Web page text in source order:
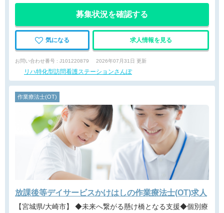
募集状況を確認する
気になる 求人情報を見る
お問い合わせ番号 : J101220879 2026年07月31日 更新
リハ特化型訪問看護ステーションさんぽ
作業療法士(OT)
放課後等デイサービスかけはしの作業療法士(OT)求人
【宮城県/大崎市】 ◆未来へ繋がる懸け橋となる支援◆個別療